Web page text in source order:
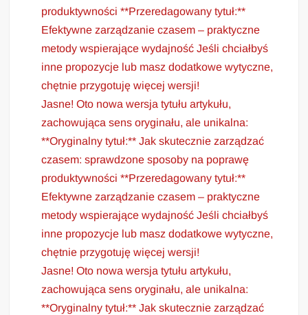
produktywności **Przeredagowany tytuł:**
Efektywne zarządzanie czasem – praktyczne
metody wspierające wydajność Jeśli chciałbyś
inne propozycje lub masz dodatkowe wytyczne,
chętnie przygotuję więcej wersji!
Jasne! Oto nowa wersja tytułu artykułu,
zachowująca sens oryginału, ale unikalna:
**Oryginalny tytuł:** Jak skutecznie zarządzać
czasem: sprawdzone sposoby na poprawę
produktywności **Przeredagowany tytuł:**
Efektywne zarządzanie czasem – praktyczne
metody wspierające wydajność Jeśli chciałbyś
inne propozycje lub masz dodatkowe wytyczne,
chętnie przygotuję więcej wersji!
Jasne! Oto nowa wersja tytułu artykułu,
zachowująca sens oryginału, ale unikalna:
**Oryginalny tytuł:** Jak skutecznie zarządzać